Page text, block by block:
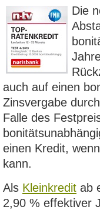
Die
auch auf einen
Zinsvergabe
Falle des
einen Kredit,
kann.
Als Kleinkredit ab
2,90 % effektiver